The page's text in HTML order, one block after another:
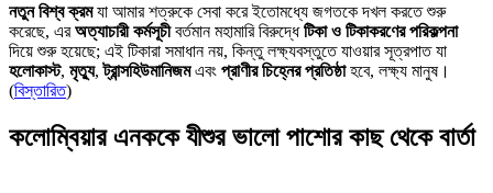
নতুন বিশ্ব ক্রমযা আমার শত্রুকে সেবা করে ইতোমধ্যে জগতকে দখল করতে শুরু
করেছে, এরঅত্যাচারী কর্মসূচীবর্তমান মহামারি বিরুদ্ধেটিকা ও টিকাকরণের পরিকল্পনা
দিয়ে শুরু হয়েছে; এই টিকারা সমাধান নয়, কিন্তু লক্ষ্যবস্তুতে যাওয়ার সূত্রপাত যা
হলোকাস্ট, মৃত্যু,ট্রান্সহিউমানিজমএবং প্রাণীর চিহ্নের প্রতিষ্ঠাহবে, লক্ষ্য মানুষ।
(বিস্তারিত)
কলোম্বিয়ার এনককে যীশুর ভালো পাশোর কাছ থেকে বার্তা